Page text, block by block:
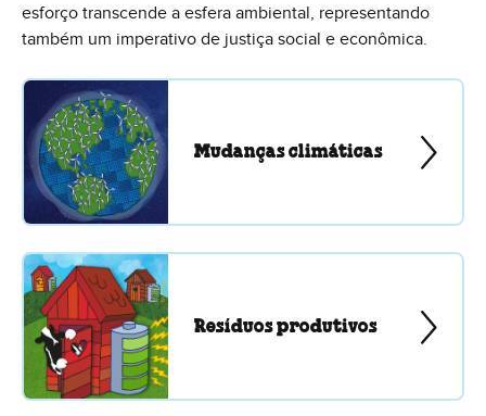
esforço transcende a esfera ambiental, representando
também um imperativo de justiça social e econômica.
Mudanças climáticas
Resíduos produtivos